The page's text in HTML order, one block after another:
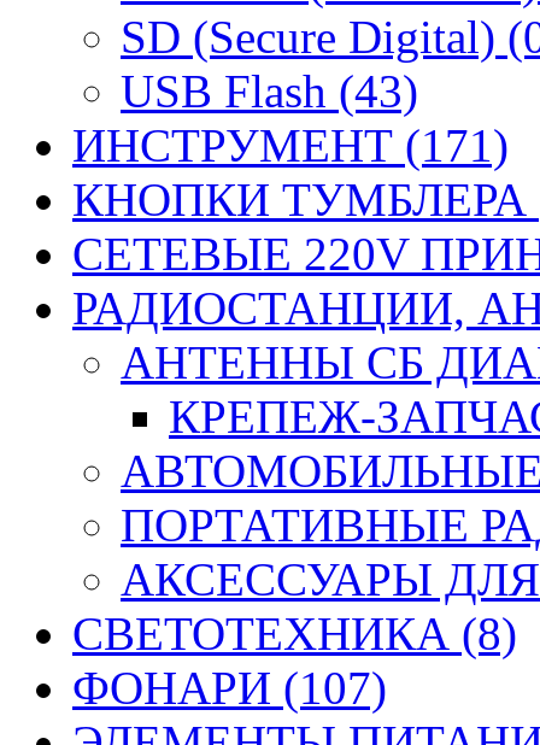
SD (Secure Digital)
USB Flash (43)
ИНСТРУМЕНТ (171)
КНОПКИ ТУМБЛЕРА
СЕТЕВЫЕ 220V
РАДИОСТАНЦИИ,
АНТЕННЫ CБ
КРЕПЕЖ-
ПОРТАТИВНЫЕ
АКСЕССУАРЫ
СВЕТОТЕХНИКА (8)
ФОНАРИ (107)